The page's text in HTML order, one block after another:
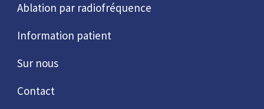
Ablation par radiofréquence
Information patient
Sur nous
Contact